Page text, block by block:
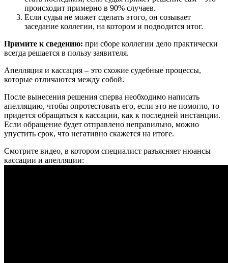
происходит примерно в 90% случаев.
Если судья не может сделать этого, он созывает
заседание коллегии, на котором и подводится итог.
Примите к сведению: при сборе коллегии дело практически
всегда решается в пользу заявителя.
Апелляция и кассация – это схожие судебные процессы,
которые отличаются между собой.
После вынесения решения сперва необходимо написать
апелляцию, чтобы опротестовать его, если это не помогло, то
придется обращаться к кассации, как к последней инстанции.
Если обращение будет отправлено неправильно, можно
упустить срок, что негативно скажется на итоге.
Смотрите видео, в котором специалист разъясняет нюансы
кассации и апелляции: